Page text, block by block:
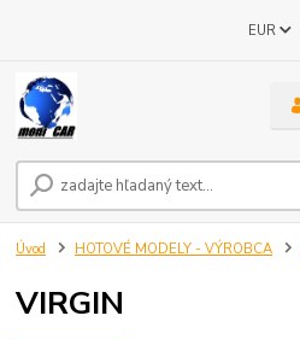
EUR
Úvod HOTOVÉ MODELY - VÝROBCA
VIRGIN